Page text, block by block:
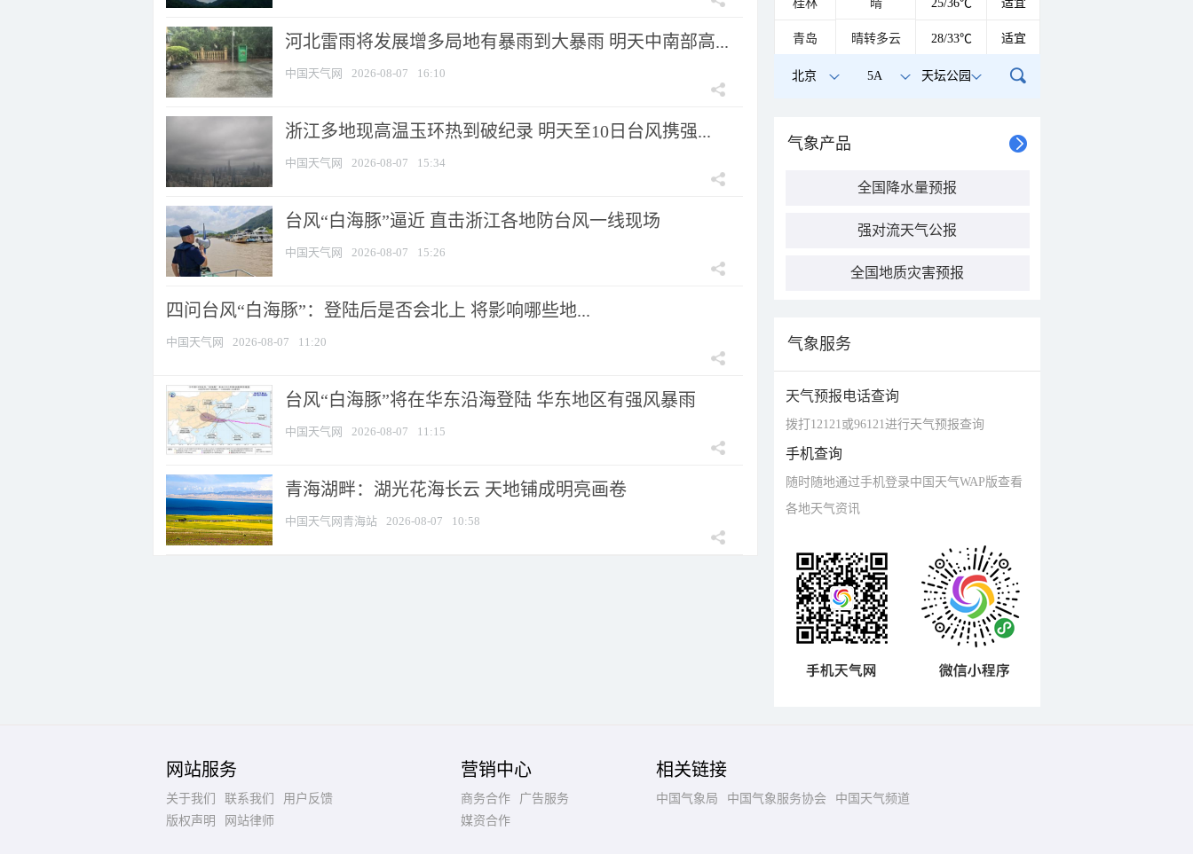
河北雷雨将发展增多局地有暴雨到大暴雨 明天中南部高...
中国天气网 2026-08-07 16:10
浙江多地现高温玉环热到破纪录 明天至10日台风携强...
中国天气网 2026-08-07 15:34
台风“白海豚”逼近 直击浙江各地防台风一线现场
中国天气网 2026-08-07 15:26
四问台风“白海豚”：登陆后是否会北上 将影响哪些地...
中国天气网 2026-08-07 11:20
台风“白海豚”将在华东沿海登陆 华东地区有强风暴雨
中国天气网 2026-08-07 11:15
青海湖畔：湖光花海长云 天地铺成明亮画卷
中国天气网青海站 2026-08-07 10:58
桂林 晴 25/36℃ 适宜
青岛 晴转多云 28/33℃ 适宜
北京 5A 天坛公园
气象产品
全国降水量预报
强对流天气公报
全国地质灾害预报
气象服务
天气预报电话查询
拨打12121或96121进行天气预报查询
手机查询
随时随地通过手机登录中国天气WAP版查看
各地天气资讯
网站服务
关于我们 联系我们
用户反馈
版权声明
网站律师
营销中心
商务合作
广告服务
媒资合作
相关链接
中国气象局 中国气象服务协会 中国天气频道